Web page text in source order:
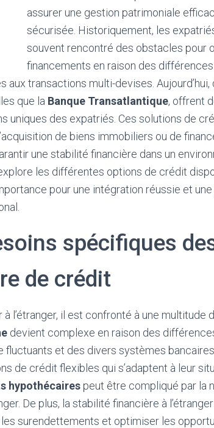
assurer une gestion patrimoniale
sécurisée. Historiquement, les
souvent rencontré des obstacles pour
financements en raison des différences
transactions multi-devises. Aujourd’hui,
que la Banque Transatlantique, offrent
uniques des expatriés. Ces solutions de
de biens immobiliers ou de
une stabilité financière dans un
les différentes options de crédit
pour une intégration réussie et
spécifiques
de crédit
à l’étranger, il est confronté à une multitude
devient complexe en raison des
fluctuants et des divers systèmes
de crédit flexibles qui s’adaptent à leur
hypothécaires peut être compliqué par la
De plus, la stabilité financière à
surendettements et optimiser les